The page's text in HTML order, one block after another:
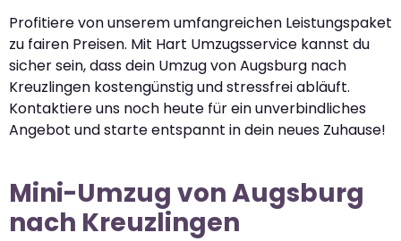
Profitiere von unserem umfangreichen Leistungspaket
zu fairen Preisen. Mit Hart Umzugsservice kannst du
sicher sein, dass dein Umzug von Augsburg nach
Kreuzlingen kostengünstig und stressfrei abläuft.
Kontaktiere uns noch heute für ein unverbindliches
Angebot und starte entspannt in dein neues Zuhause!
Mini-Umzug von Augsburg
nach Kreuzlingen